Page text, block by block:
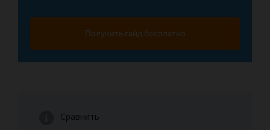
Получить гайд бесплатно
Сравнить